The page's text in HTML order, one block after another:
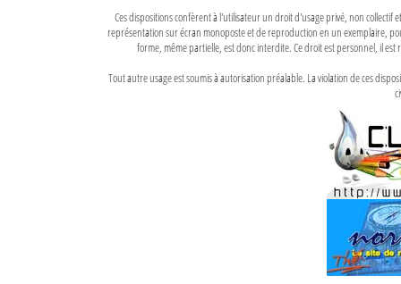
Ces dispositions confèrent à l'utilisateur un droit d'usage privé, non
représentation sur écran monoposte et de reproduction en un exemplaire,
forme, même partielle, est donc interdite. Ce droit est personnel, il
Tout autre usage est soumis à autorisation préalable. La violation de ces